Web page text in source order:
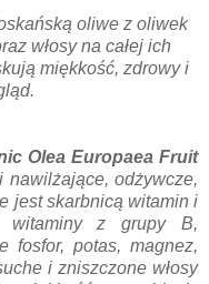
oliwe z oliwek
włosy na całej ich
miękkość, zdrowy i
Olea Europaea Fruit
nawilżające, odżywcze,
jest skarbnicą witamin i
witaminy z grupy B,
potas, magnez,
i zniszczone włosy